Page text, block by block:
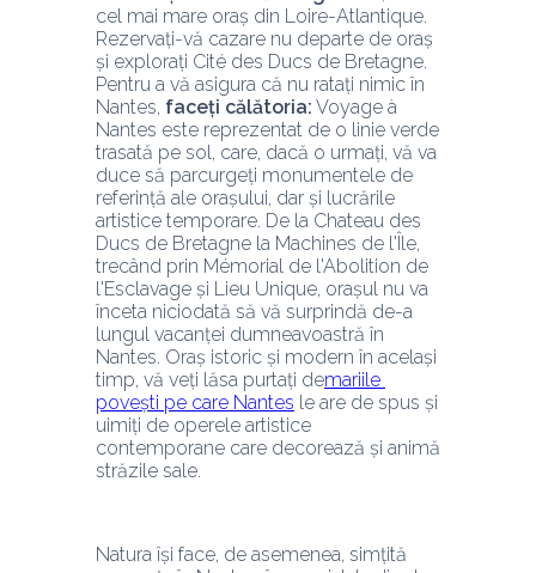
cel mai mare oraș din Loire-Atlantique.
Rezervați-vă cazare nu departe de oraș
și explorați Cité des Ducs de Bretagne.
Pentru a vă asigura că nu ratați nimic în
Nantes, faceți călătoria: Voyage à
Nantes este reprezentat de o linie verde
trasată pe sol, care, dacă o urmați, vă va
duce să parcurgeți monumentele de
referință ale orașului, dar și lucrările
artistice temporare. De la Chateau des
Ducs de Bretagne la Machines de l'Île,
trecând prin Mémorial de l'Abolition de
l'Esclavage și Lieu Unique, orașul nu va
înceta niciodată să vă surprindă de-a
lungul vacanței dumneavoastră în
Nantes. Oraș istoric și modern în același
timp, vă veți lăsa purtați demariile
povești pe care Nantes le are de spus și
uimiți de operele artistice
contemporane care decorează și animă
străzile sale.
Natura își face, de asemenea, simțită